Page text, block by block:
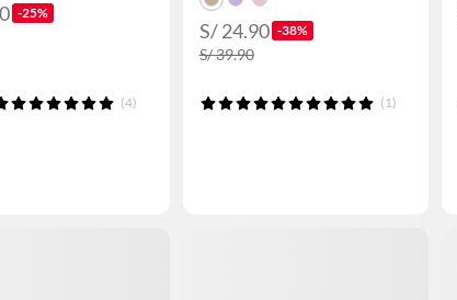
-25%
(4)
S/ 24.90 -38%
S/ 39.90
(1)